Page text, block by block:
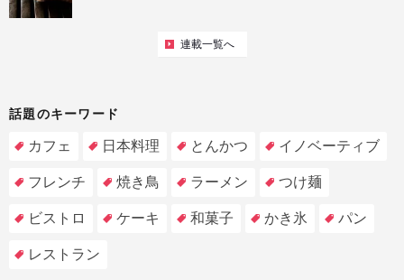
連載一覧へ
話題のキーワード
カフェ 日本料理 とんかつ イノベーティブ
フレンチ 焼き鳥 ラーメン つけ麺
ビストロ ケーキ 和菓子 かき氷 パン
レストラン